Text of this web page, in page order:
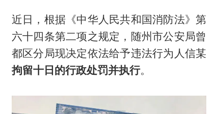
近日，根据《中华人民共和国消防法》第
六十四条第二项之规定，随州市公安局曾
都区分局现决定依法给予违法行为人信某
拘留十日的行政处罚并执行。